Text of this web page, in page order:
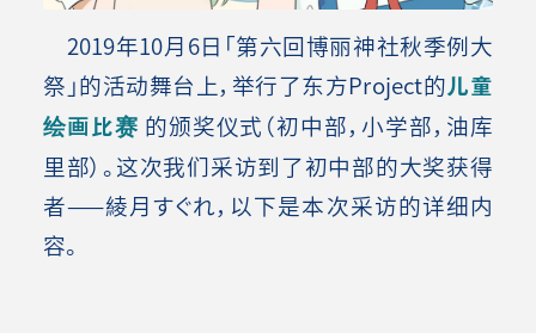
2019年10月6日「第六回博丽神社秋季例大
祭」的活动舞台上，举行了东方Project的儿童
绘画比赛 的颁奖仪式（初中部，小学部，油库
里部）。这次我们采访到了初中部的大奖获得
者——綾月すぐれ，以下是本次采访的详细内
容。